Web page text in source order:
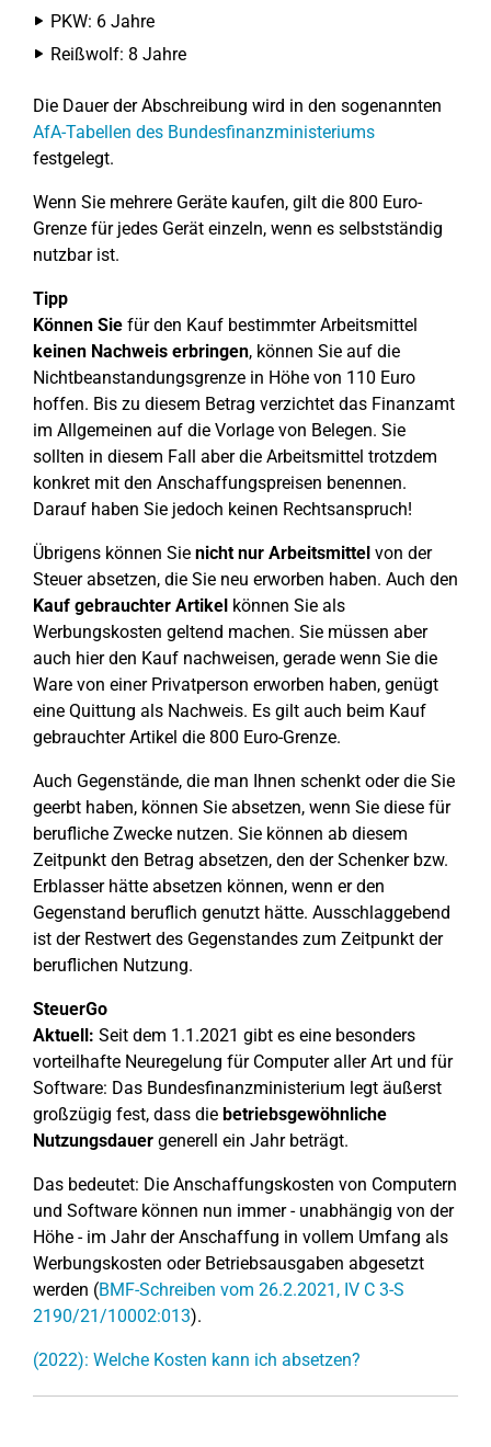
PKW: 6 Jahre
Reißwolf: 8 Jahre
Die Dauer der Abschreibung wird in den sogenannten
AfA-Tabellen des Bundesfinanzministeriums
festgelegt.
Wenn Sie mehrere Geräte kaufen, gilt die 800 Euro-
Grenze für jedes Gerät einzeln, wenn es selbstständig
nutzbar ist.
Tipp
Können Sie für den Kauf bestimmter Arbeitsmittel
keinen Nachweis erbringen, können Sie auf die
Nichtbeanstandungsgrenze in Höhe von 110 Euro
hoffen. Bis zu diesem Betrag verzichtet das Finanzamt
im Allgemeinen auf die Vorlage von Belegen. Sie
sollten in diesem Fall aber die Arbeitsmittel trotzdem
konkret mit den Anschaffungspreisen benennen.
Darauf haben Sie jedoch keinen Rechtsanspruch!
Übrigens können Sie nicht nur Arbeitsmittel von der
Steuer absetzen, die Sie neu erworben haben. Auch den
Kauf gebrauchter Artikel können Sie als
Werbungskosten geltend machen. Sie müssen aber
auch hier den Kauf nachweisen, gerade wenn Sie die
Ware von einer Privatperson erworben haben, genügt
eine Quittung als Nachweis. Es gilt auch beim Kauf
gebrauchter Artikel die 800 Euro-Grenze.
Auch Gegenstände, die man Ihnen schenkt oder die Sie
geerbt haben, können Sie absetzen, wenn Sie diese für
berufliche Zwecke nutzen. Sie können ab diesem
Zeitpunkt den Betrag absetzen, den der Schenker bzw.
Erblasser hätte absetzen können, wenn er den
Gegenstand beruflich genutzt hätte. Ausschlaggebend
ist der Restwert des Gegenstandes zum Zeitpunkt der
beruflichen Nutzung.
SteuerGo
Aktuell: Seit dem 1.1.2021 gibt es eine besonders
vorteilhafte Neuregelung für Computer aller Art und für
Software: Das Bundesfinanzministerium legt äußerst
großzügig fest, dass die betriebsgewöhnliche
Nutzungsdauer generell ein Jahr beträgt.
Das bedeutet: Die Anschaffungskosten von Computern
und Software können nun immer - unabhängig von der
Höhe - im Jahr der Anschaffung in vollem Umfang als
Werbungskosten oder Betriebsausgaben abgesetzt
werden (BMF-Schreiben vom 26.2.2021, IV C 3-S
2190/21/10002:013).
(2022): Welche Kosten kann ich absetzen?